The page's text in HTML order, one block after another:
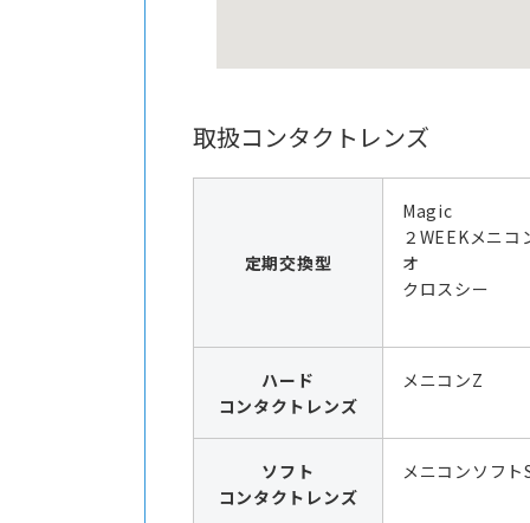
取扱コンタクトレンズ
定期交換型
Magic
２WEEKメニ
オ
クロスシー
ハード
コンタクトレンズ
メニコンZ
ソフト
コンタクトレンズ
メニコンソフト